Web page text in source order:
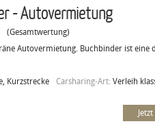
- Autovermietung
(Gesamtwertung)
Autovermietung. Buchbinder ist eine
Kurzstrecke Carsharing-Art: Verleih